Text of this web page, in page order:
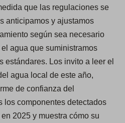
que las regulaciones se
anticipamos y ajustamos
según sea necesario
agua que suministramos
estándares. Los invito a leer el
agua local de este año,
de confianza del
los componentes detectados
2025 y muestra cómo su